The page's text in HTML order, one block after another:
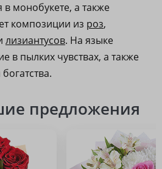
монобукете, а также
композиции из роз,
лизиантусов. На языке
в пылких чувствах, а также
предложения